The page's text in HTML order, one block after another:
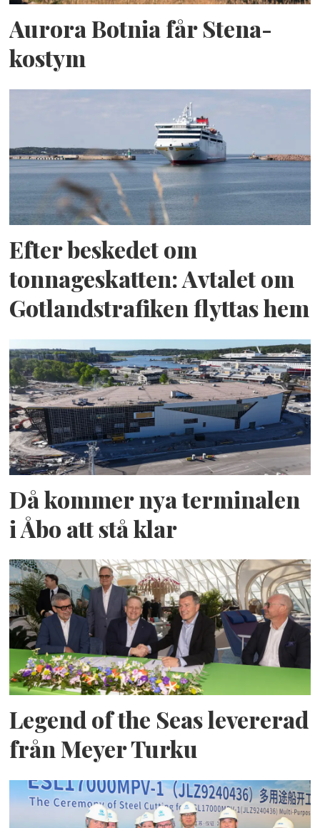
Aurora Botnia får Stena-
kostym
Efter beskedet om
tonnageskatten: Avtalet om
Gotlandstrafiken flyttas hem
Då kommer nya terminalen
i Åbo att stå klar
Legend of the Seas levererad
från Meyer Turku